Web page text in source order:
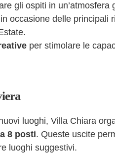
gli ospiti in un’atmosfera
in occasione delle principali
per stimolare le
luoghi, Villa Chiara
8 posti. Queste uscite
luoghi suggestivi.